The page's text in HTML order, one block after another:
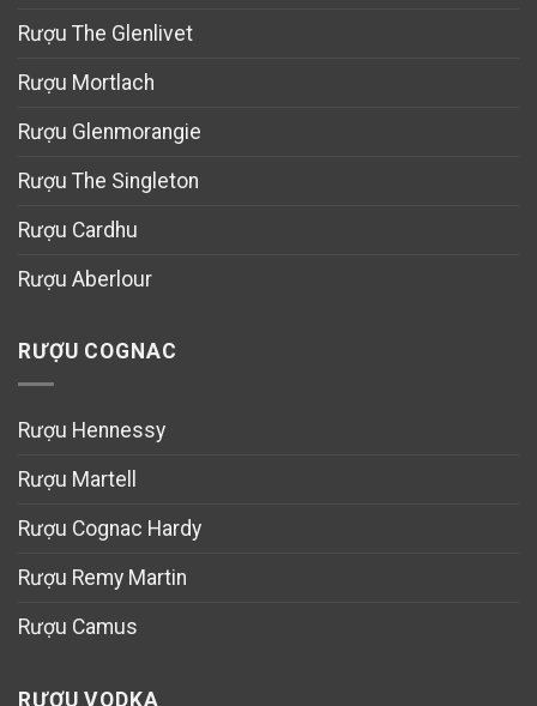
Rượu The Glenlivet
Rượu Mortlach
Rượu Glenmorangie
Rượu The Singleton
Rượu Cardhu
Rượu Aberlour
RƯỢU COGNAC
Rượu Hennessy
Rượu Martell
Rượu Cognac Hardy
Rượu Remy Martin
Rượu Camus
RƯỢU VODKA